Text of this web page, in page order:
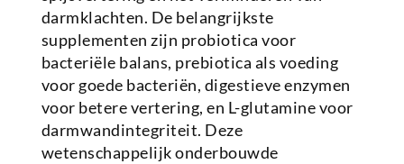
darmklachten. De belangrijkste
supplementen zijn probiotica voor
bacteriële balans, prebiotica als voeding
voor goede bacteriën, digestieve enzymen
voor betere vertering, en L-glutamine voor
darmwandintegriteit. Deze
wetenschappelijk onderbouwde